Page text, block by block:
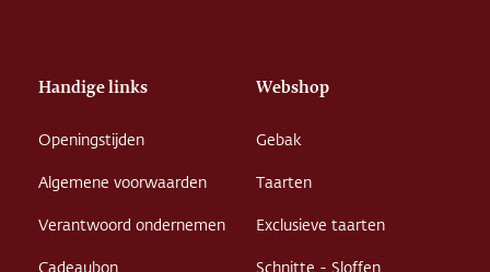
Handige links
Openingstijden
Algemene voorwaarden
Verantwoord ondernemen
Cadeaubon
Webshop
Gebak
Taarten
Exclusieve taarten
Schnitte - Sloffen